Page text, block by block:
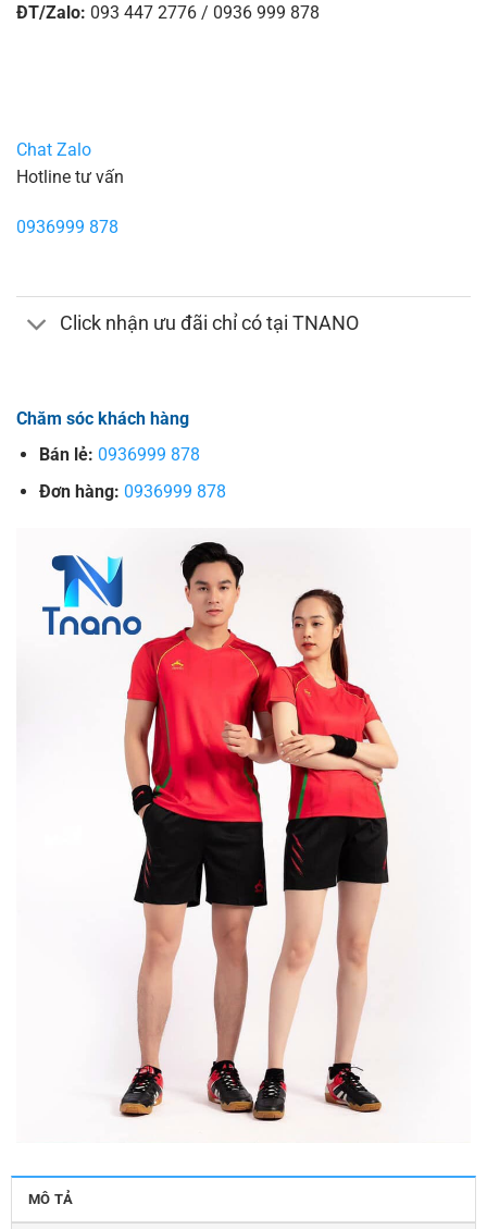
ĐT/Zalo: 093 447 2776 / 0936 999 878
Chat Zalo
Hotline tư vấn
0936999 878
Click nhận ưu đãi chỉ có tại TNANO
Chăm sóc khách hàng
Bán lẻ: 0936999 878
Đơn hàng: 0936999 878
MÔ TẢ